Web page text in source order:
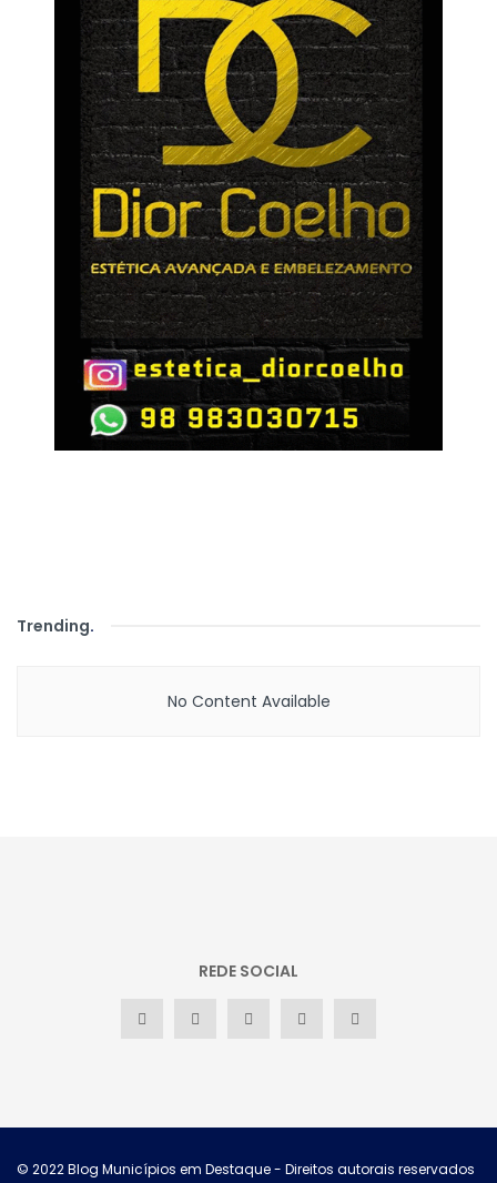
Trending.
No Content Available
REDE SOCIAL
© 2022Blog Municípios em Destaque- Direitos autorais reservados